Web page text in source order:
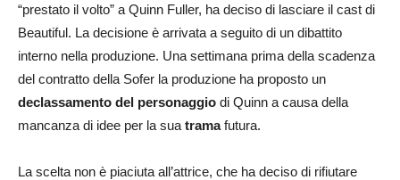
“prestato il volto” a Quinn Fuller, ha deciso di lasciare il cast di
Beautiful. La decisione è arrivata a seguito di un dibattito
interno nella produzione. Una settimana prima della scadenza
del contratto della Sofer la produzione ha proposto un
declassamento del personaggio di Quinn a causa della
mancanza di idee per la sua tramafutura.
La scelta non è piaciuta all’attrice, che ha deciso di rifiutare